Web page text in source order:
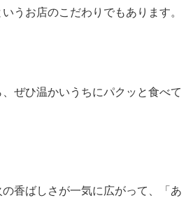
うお店のこだわりでもあります。
ぜひ温かいうちにパクッと食べて
香ばしさが一気に広がって、「あ